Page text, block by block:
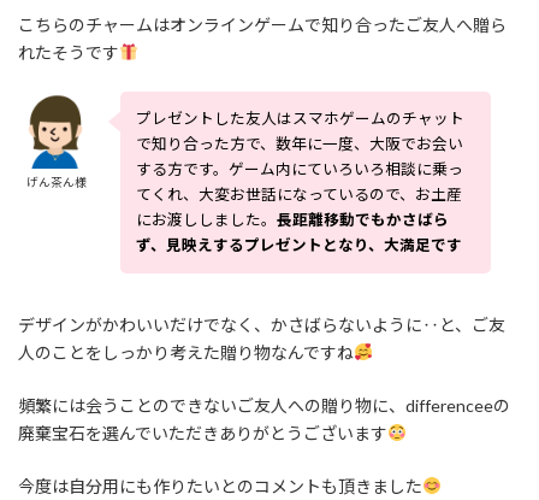
こちらのチャームはオンラインゲームで知り合ったご友人へ贈ら
れたそうです
げん茶ん様
プレゼントした友人はスマホゲームのチャット
で知り合った方で、数年に一度、大阪でお会い
する方です。ゲーム内にていろいろ相談に乗っ
てくれ、大変お世話になっているので、お土産
にお渡ししました。 長距離移動でもかさばら
ず、見映えするプレゼントとなり、大満足です
デザインがかわいいだけでなく、かさばらないように‥と、ご友
人のことをしっかり考えた贈り物なんですね
頻繁には会うことのできないご友人への贈り物に、differenceeの
廃棄宝石を選んでいただきありがとうございます
今度は自分用にも作りたいとのコメントも頂きました